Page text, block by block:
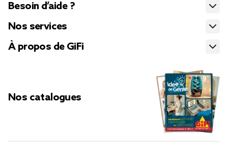
Besoin d’aide ?
Nos services
À propos de GiFi
Nos catalogues